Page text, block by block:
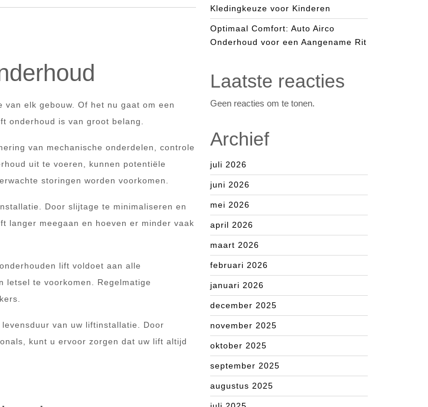
elk gebouw. Of het nu gaat om een
onderhoud is van groot belang.
van mechanische onderdelen, controle
uit te voeren, kunnen potentiële
storingen worden voorkomen.
Door slijtage te minimaliseren en
langer meegaan en hoeven er minder vaak
lift voldoet aan alle
letsel te voorkomen. Regelmatige
van uw liftinstallatie. Door
kunt u ervoor zorgen dat uw lift altijd
Kledingkeuze voor Kinderen
Optimaal Comfort: Auto Airco
Onderhoud voor een Aangename Rit
Laatste reacties
Geen reacties om te tonen.
Archief
juli 2026
juni 2026
mei 2026
april 2026
maart 2026
februari 2026
januari 2026
december 2025
november 2025
oktober 2025
september 2025
augustus 2025